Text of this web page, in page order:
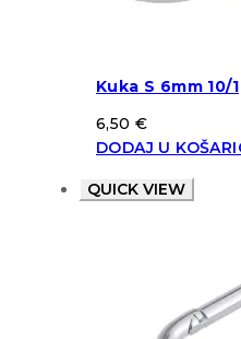
Kuka S 6mm 10/1
6,50 €
DODAJ U
QUICK VIEW